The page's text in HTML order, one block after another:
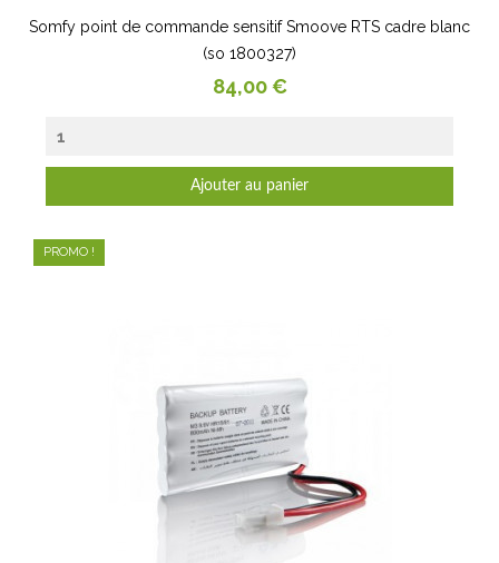
Somfy point de commande sensitif Smoove RTS cadre blanc
(so 1800327)
Prix
84,00 €
Ajouter au panier
PROMO !